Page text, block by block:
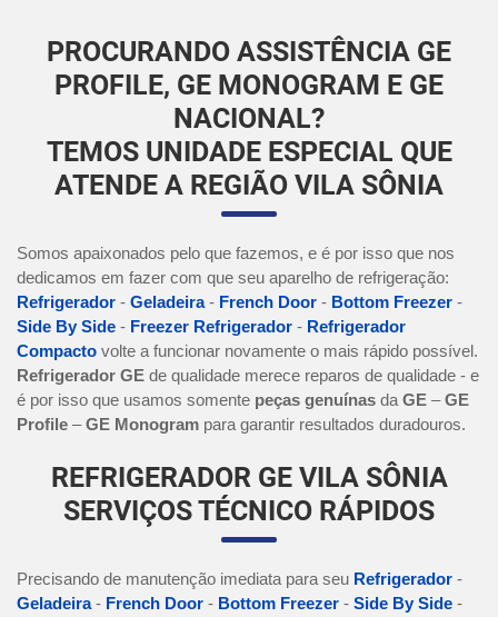
PROCURANDO ASSISTÊNCIA GE
PROFILE, GE MONOGRAM E GE
NACIONAL?
TEMOS UNIDADE ESPECIAL QUE
ATENDE A REGIÃO VILA SÔNIA
Somos apaixonados pelo que fazemos, e é por isso que nos
dedicamos em fazer com que seu aparelho de refrigeração:
Refrigerador - Geladeira- French Door - Bottom Freezer -
Side By Side - Freezer Refrigerador - Refrigerador
Compacto volte a funcionar novamente o mais rápido possível.
Refrigerador GE de qualidade merece reparos de qualidade - e
é por isso que usamos somente peças genuínas da GE –GE
Profile –GE Monogram para garantir resultados duradouros.
REFRIGERADOR GE VILA SÔNIA
SERVIÇOS TÉCNICO RÁPIDOS
Precisando de manutenção imediata para seu Refrigerador -
Geladeira- French Door - Bottom Freezer - Side By Side -